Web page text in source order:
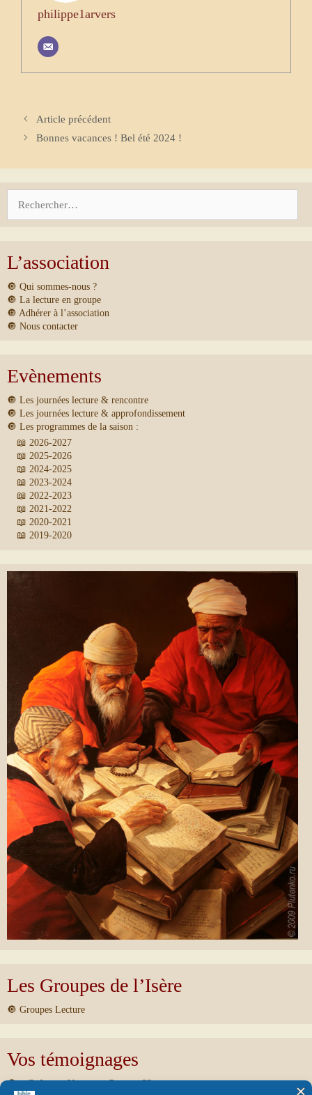
philippe1arvers
Article précédent
Bonnes vacances ! Bel été 2024 !
L’association
🔘 Qui sommes-nous ?
🔘 La lecture en groupe
🔘 Adhérer à l’association
🔘 Nous contacter
Evènements
🔘 Les journées lecture & rencontre
🔘 Les journées lecture & approfondissement
🔘 Les programmes de la saison :
📖 2026-2027
📖 2025-2026
📖 2024-2025
📖 2023-2024
📖 2022-2023
📖 2021-2022
📖 2020-2021
📖 2019-2020
Les Groupes de l’Isère
🔘 Groupes Lecture
Vos témoignages
🔘 « Goûtez et Voyez » – Psaume 33